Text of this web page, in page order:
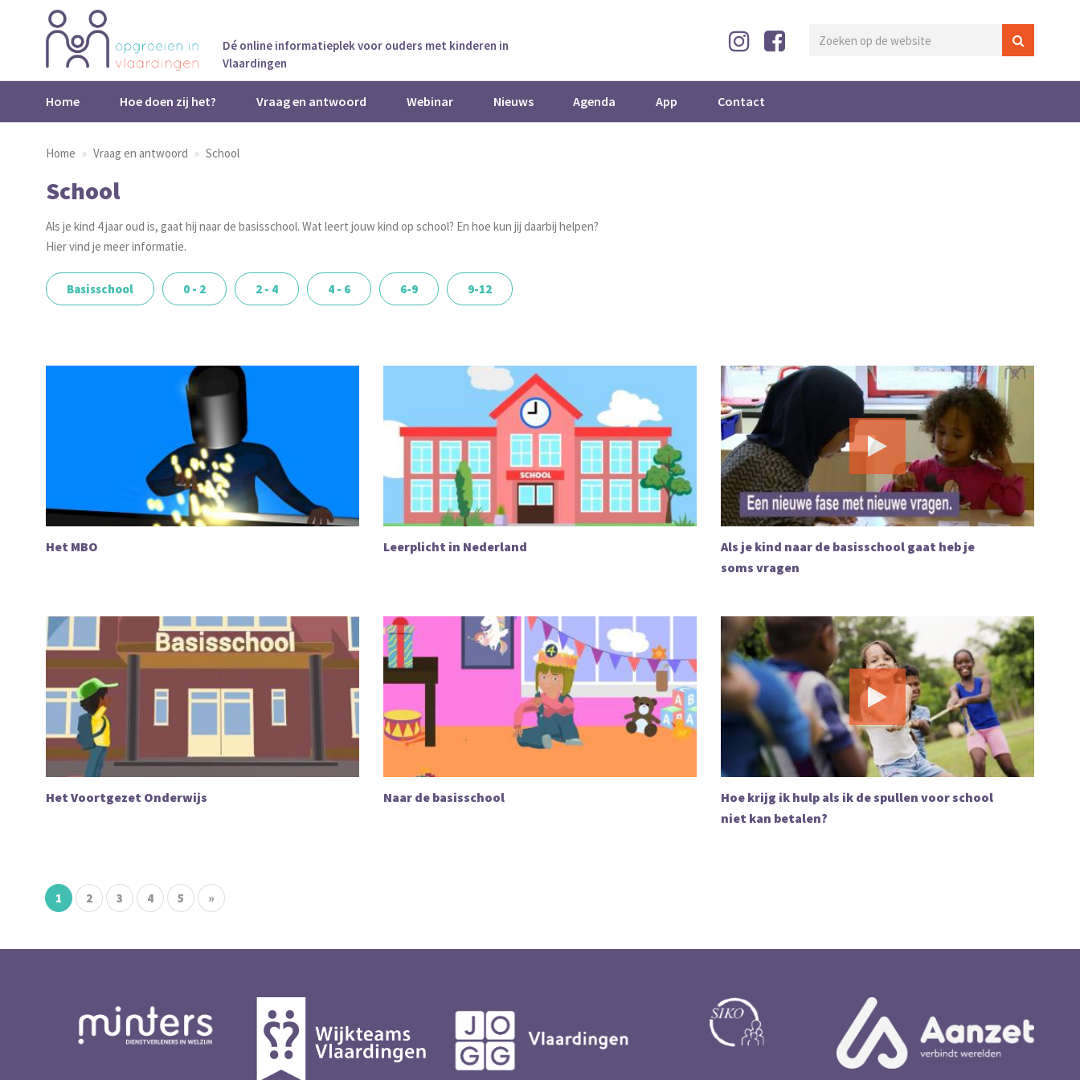
Dé online informatieplek voor ouders met kinderen in
Vlaardingen
Home Hoe doen zij het? Vraag en antwoord Webinar Nieuws Agenda App Contact
Home Vraag en antwoord School
School
Als je kind 4 jaar oud is, gaat hij naar de basisschool. Wat leert jouw kind op school? En hoe kun jij daarbij helpen?
Hier vind je meer informatie.
Basisschool 0 - 2 2 - 4 4 - 6 6-9 9-12
Het MBO Leerplicht in Nederland
Als je kind naar de basisschool gaat heb je
soms vragen
Het Voortgezet Onderwijs Naar de basisschool
Hoe krijg ik hulp als ik de spullen voor school
niet kan betalen?
1 2 3 4 5 »